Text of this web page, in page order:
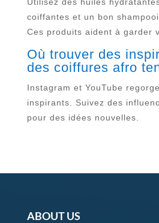
coiffantes et un bon
Ces produits aident à garder
Où trouver des
des coiffures afro
Instagram et YouTube
inspirants. Suivez des
pour des idées nouvelles.
ABOUT US